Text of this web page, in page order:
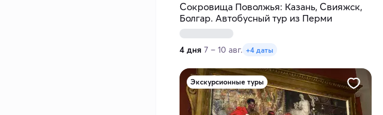
Сокровища Поволжья: Казань, Свияжск,
Болгар. Автобусный тур из Перми
4 дня 7 – 10 авг. +4 даты
Экскурсионные туры